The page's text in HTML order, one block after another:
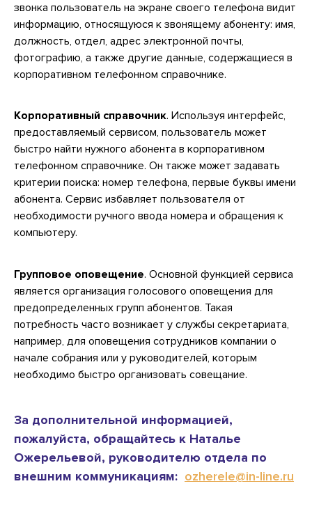
звонка пользователь на экране своего телефона видит
информацию, относящуюся к звонящему абоненту: имя,
должность, отдел, адрес электронной почты,
фотографию, а также другие данные, содержащиеся в
корпоративном телефонном справочнике.
Корпоративный справочник. Используя интерфейс,
предоставляемый сервисом, пользователь может
быстро найти нужного абонента в корпоративном
телефонном справочнике. Он также может задавать
критерии поиска: номер телефона, первые буквы имени
абонента. Сервис избавляет пользователя от
необходимости ручного ввода номера и обращения к
компьютеру.
Групповое оповещение. Основной функцией сервиса
является организация голосового оповещения для
предопределенных групп абонентов. Такая
потребность часто возникает у службы секретариата,
например, для оповещения сотрудников компании о
начале собрания или у руководителей, которым
необходимо быстро организовать совещание.
За дополнительной информацией,
пожалуйста, обращайтесь к Наталье
Ожерельевой, руководителю отдела по
внешним коммуникациям: ozherele@in-line.ru